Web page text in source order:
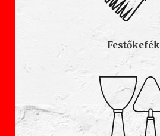
Festőkefék